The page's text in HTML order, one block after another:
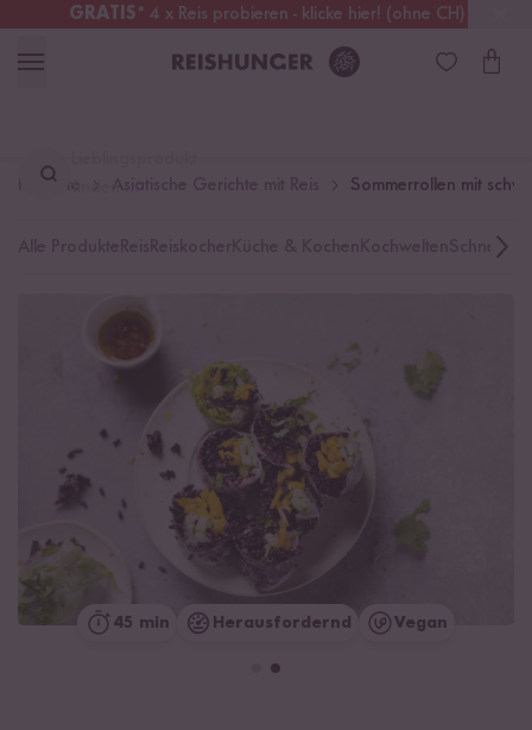
GRATIS* 4 x Reis probieren - klicke hier! (ohne CH)
Österreich Kostenloser Versand
finden ...
Rezepte Sommerrollen mit
Schnelle
45 min Herausfordernd Vegan